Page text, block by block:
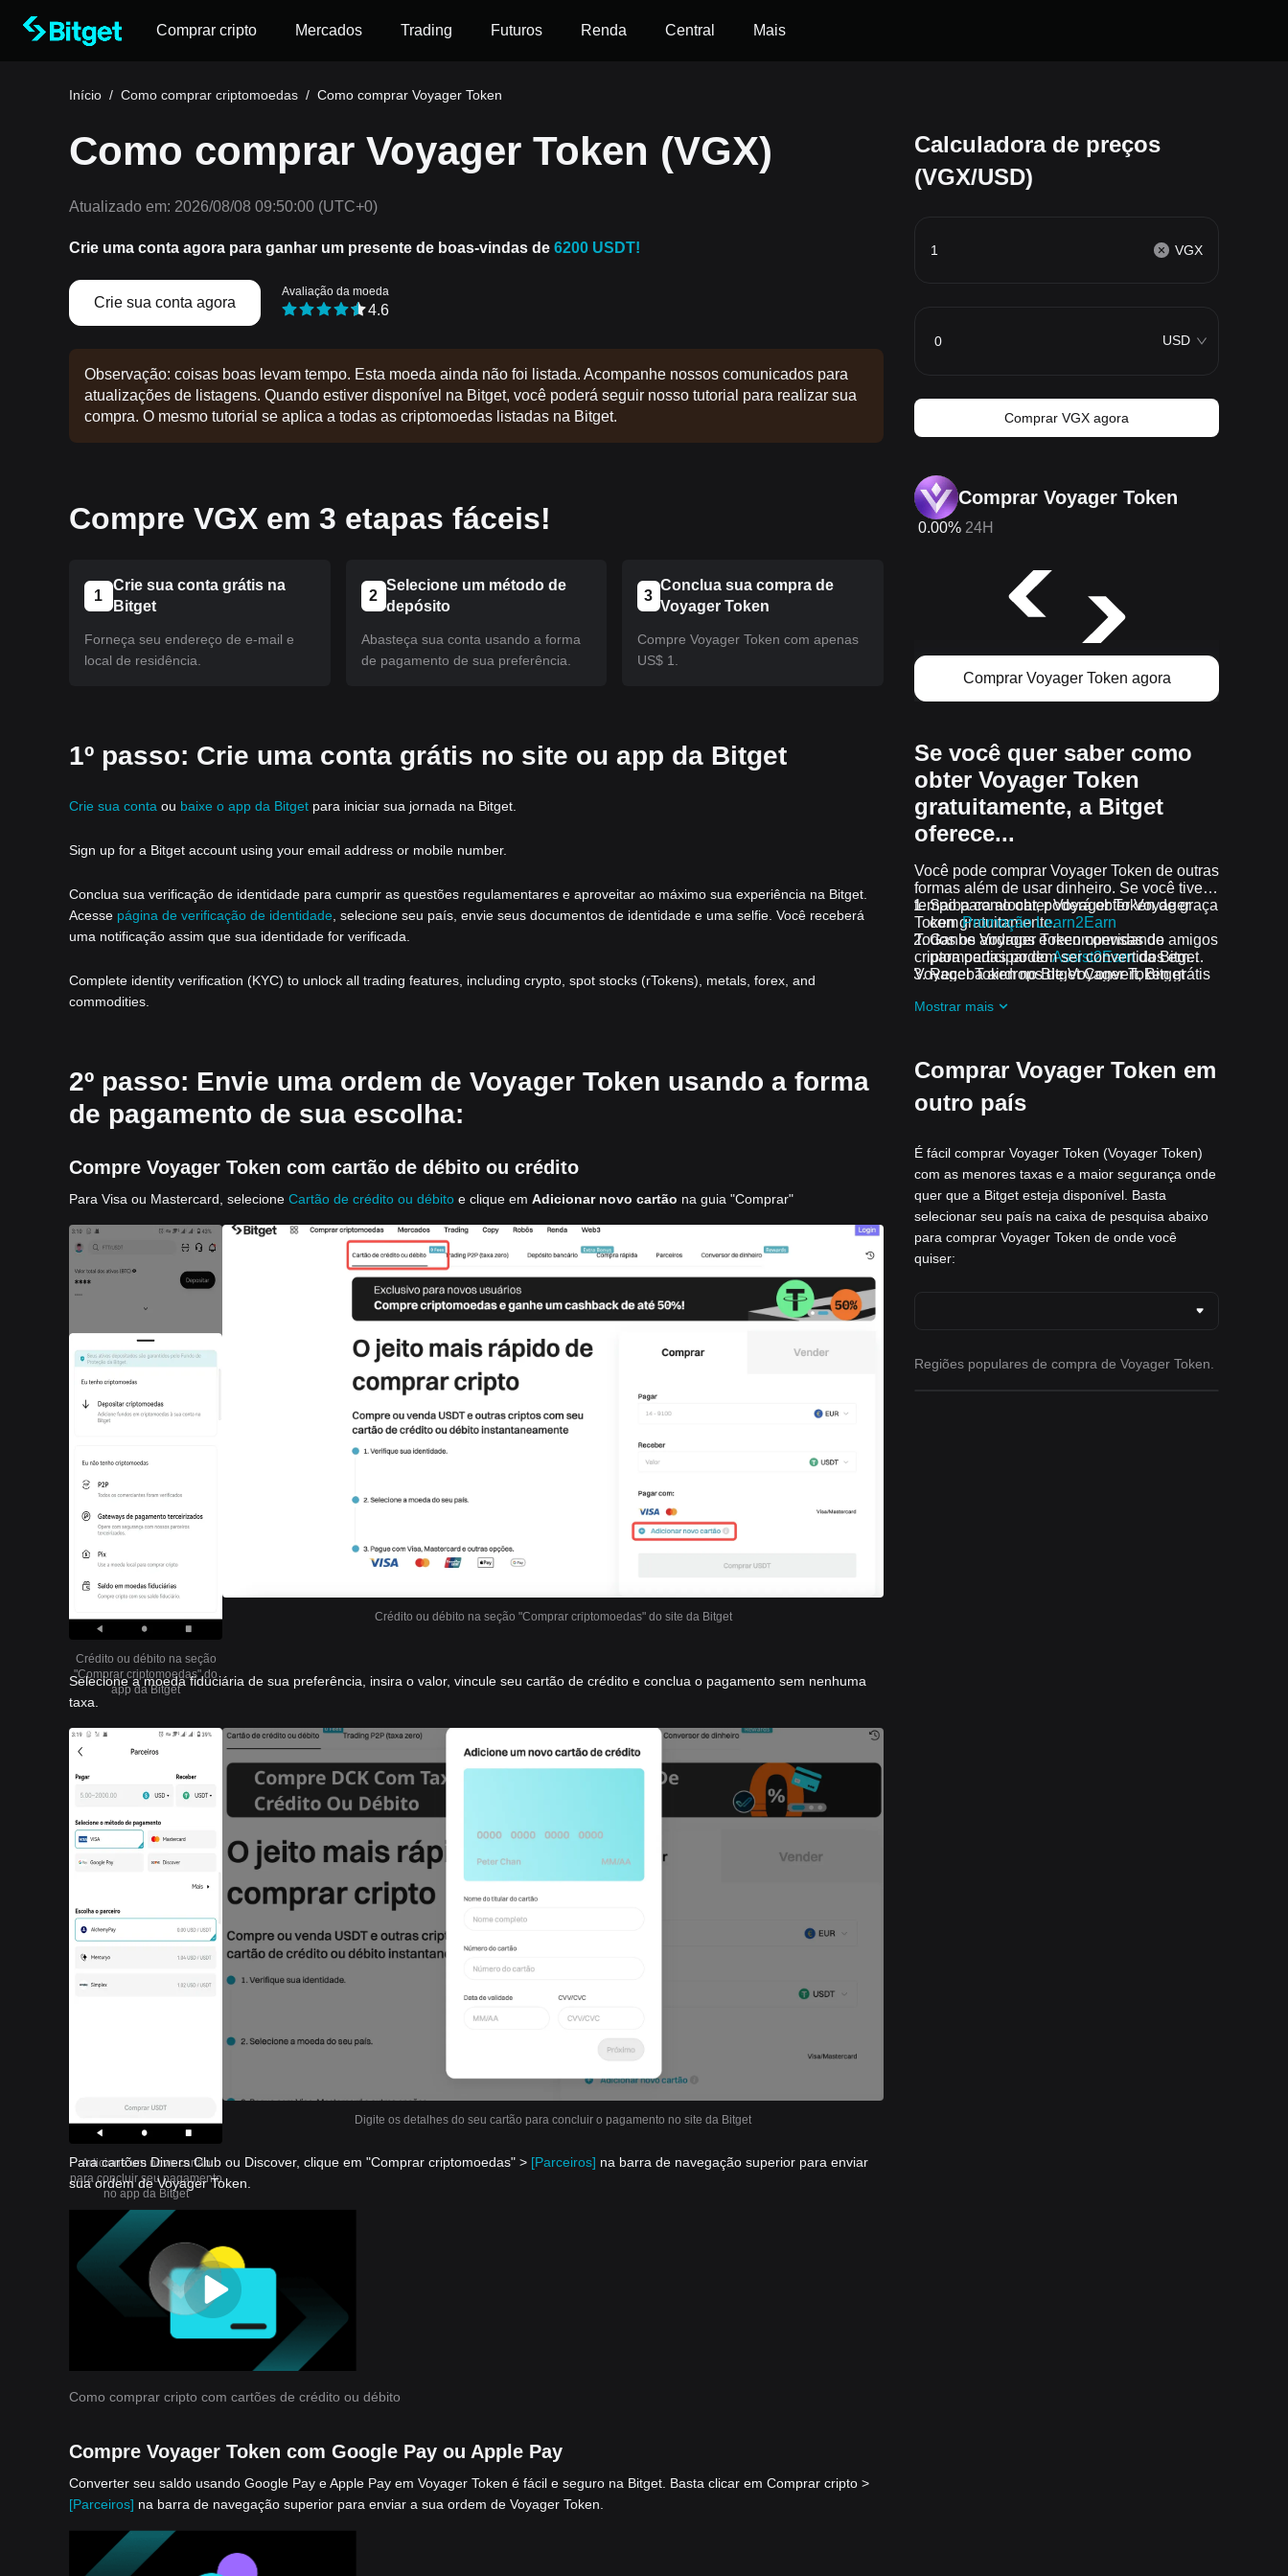
Comprar cripto Mercados Trading Futuros Renda Central Mais
Início / Como comprar criptomoedas / Como comprar Voyager Token
Como comprar Voyager Token (VGX)
Atualizado em: 2026/08/08 09:50:00 (UTC+0)
Crie uma conta agora para ganhar um presente de boas-vindas de 6200 USDT!
Crie sua conta agora
Avaliação da moeda
4.6
Observação: coisas boas levam tempo. Esta moeda ainda não foi listada. Acompanhe nossos comunicados para
atualizações de listagens. Quando estiver disponível na Bitget, você poderá seguir nosso tutorial para realizar sua
compra. O mesmo tutorial se aplica a todas as criptomoedas listadas na Bitget.
Compre VGX em 3 etapas fáceis!
1
Crie sua conta grátis na
Bitget
Forneça seu endereço de e-mail e
local de residência.
2
Selecione um método de
depósito
Abasteça sua conta usando a forma
de pagamento de sua preferência.
3
Conclua sua compra de
Voyager Token
Compre Voyager Token com apenas
US$ 1.
1º passo: Crie uma conta grátis no site ou app da Bitget
Crie sua conta ou baixe o app da Bitget para iniciar sua jornada na Bitget.
Sign up for a Bitget account using your email address or mobile number.
Conclua sua verificação de identidade para cumprir as questões regulamentares e aproveitar ao máximo sua experiência na Bitget.
Acesse página de verificação de identidade , selecione seu país, envie seus documentos de identidade e uma selfie. Você receberá
uma notificação assim que sua identidade for verificada.
Complete identity verification (KYC) to unlock all trading features, including crypto, spot stocks (rTokens), metals, forex, and
commodities.
2º passo: Envie uma ordem de Voyager Token usando a forma
de pagamento de sua escolha:
Compre Voyager Token com cartão de débito ou crédito
Para Visa ou Mastercard, selecione Cartão de crédito ou débito e clique em Adicionar novo cartão na guia "Comprar"
Crédito ou débito na seção
"Comprar criptomoedas" do
app da Bitget
Crédito ou débito na seção "Comprar criptomoedas" do site da Bitget
Selecione a moeda fiduciária de sua preferência, insira o valor, vincule seu cartão de crédito e conclua o pagamento sem nenhuma
taxa.
Adicione um novo cartão
para concluir seu pagamento
no app da Bitget
Digite os detalhes do seu cartão para concluir o pagamento no site da Bitget
Para cartões Diners Club ou Discover, clique em "Comprar criptomoedas" > [Parceiros] na barra de navegação superior para enviar
sua ordem de Voyager Token.
Como comprar cripto com cartões de crédito ou débito
Compre Voyager Token com Google Pay ou Apple Pay
Converter seu saldo usando Google Pay e Apple Pay em Voyager Token é fácil e seguro na Bitget. Basta clicar em Comprar cripto >
[Parceiros] na barra de navegação superior para enviar a sua ordem de Voyager Token.
Calculadora de preços
(VGX/USD)
VGX
USD
Comprar VGX agora
Comprar Voyager Token
0.00% 24H
Comprar Voyager Token agora
Se você quer saber como
obter Voyager Token
gratuitamente, a Bitget
oferece...
Você pode comprar Voyager Token de outras
formas além de usar dinheiro. Se você tiver
tempo para alocar, poderá obter Voyager
Token gratuitamente.
Saiba como obter Voyager Token de graça
comPromoção Learn2Earn
Ganhe Voyager Token convidando amigos
para participar doAssist2Earnda Bitget
Receba airdrops de Voyager Token grátis
em andamento
Todos os airdrops e recompensas de
criptomoedas podem ser convertidos em
Voyager Token no Bitget Convert, Bitget
Mostrar mais
Comprar Voyager Token em
outro país
É fácil comprar Voyager Token (Voyager Token)
com as menores taxas e a maior segurança onde
quer que a Bitget esteja disponível. Basta
selecionar seu país na caixa de pesquisa abaixo
para comprar Voyager Token de onde você
quiser:
Regiões populares de compra de Voyager Token.